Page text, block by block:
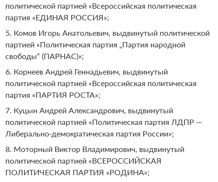
политической партией «Всероссийская политическая
партия «ЕДИНАЯ РОССИЯ»;
Комов Игорь Анатольевич, выдвинутый политической
партией «Политическая партия „Партия народной
свободы“ (ПАРНАС)»;
Корнеев Андрей Геннадьевич, выдвинутый
политической партией «Всероссийская политическая
партия «ПАРТИЯ РОСТА»;
Куцын Андрей Александрович, выдвинутый
политической партией «Политическая партия ЛДПР —
Либерально-демократическая партия России»;
Моторный Виктор Владимирович, выдвинутый
политической партией «ВСЕРОССИЙСКАЯ
ПОЛИТИЧЕСКАЯ ПАРТИЯ «РОДИНА»;